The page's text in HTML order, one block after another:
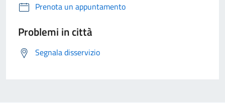
Prenota un appuntamento
Problemi in città
Segnala disservizio